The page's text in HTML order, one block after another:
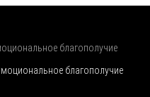
благополучие
благополучие